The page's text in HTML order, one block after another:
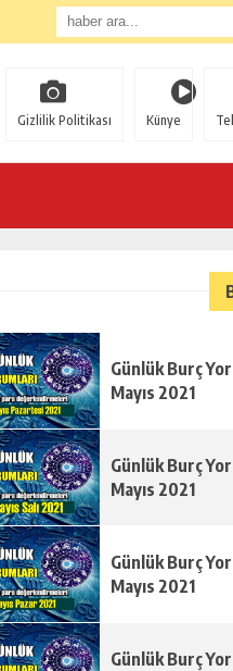
Gizlilik Politikası Künye
Günlük Burç
Mayıs 2021
Günlük Burç
Mayıs 2021
Günlük Burç
Mayıs 2021
Günlük Burç